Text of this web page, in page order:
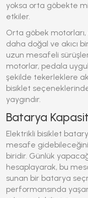
yoksa orta göbekte
etkiler.
Orta göbek
daha doğal ve akıcı
uzun mesafeli
motorlar, pedala
şekilde tekerleklere
bisiklet
yaygındır.
Batarya
Elektrikli bisiklet
mesafe
biridir. Günlük
hesaplayarak, bu
sunan bir batarya
performansında